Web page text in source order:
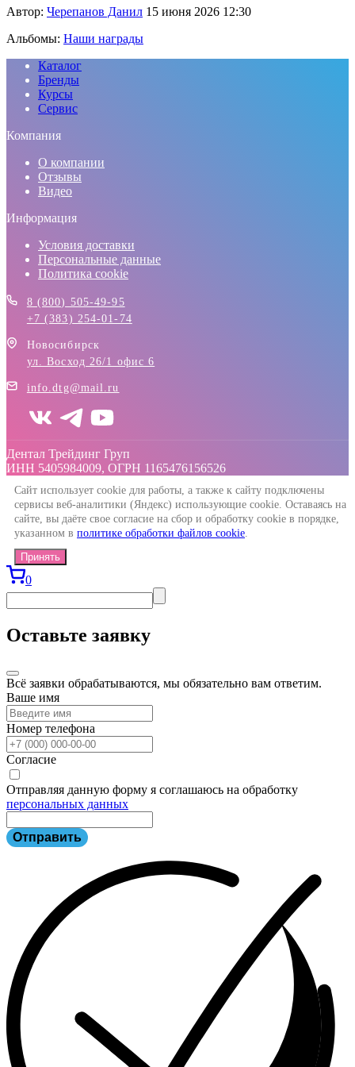
Автор: Черепанов Данил 15 июня 2026 12:30
Альбомы: Наши награды
Каталог
Бренды
Курсы
Сервис
Компания
О компании
Отзывы
Видео
Информация
Условия доставки
Персональные данные
Политика cookie
8 (800) 505-49-95
+7 (383) 254-01-74
Новосибирск
ул. Восход 26/1 офис 6
info.dtg@mail.ru
Дентал Трейдинг Груп
ИНН 5405984009, ОГРН 1165476156526
Сайт использует cookie для работы, а также к сайту подключены
сервисы веб-аналитики (Яндекс) использующие cookie. Оставаясь на
сайте, вы даёте свое согласие на сбор и обработку cookie в порядке,
указанном в политике обработки файлов cookie
Принять
0
Оставьте заявку
Всё заявки обрабатываются, мы обязательно вам ответим.
Ваше имя
Номер телефона
Согласие
Отправляя данную форму я соглашаюсь на обработку
персональных данных
Отправить